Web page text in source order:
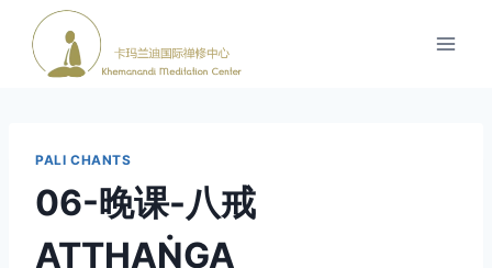
PALI CHANTS
06-晚课-八戒
AṬṬHAṄGA